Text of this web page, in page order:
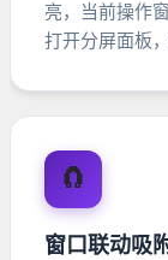
亮，当前操作
打开分屏面板
🧲
窗口联动吸